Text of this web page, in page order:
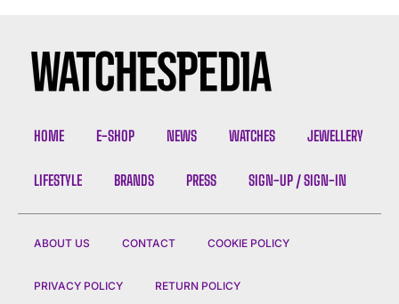
HOME E-SHOP NEWS WATCHES JEWELLERY
LIFESTYLE BRANDS PRESS SIGN-UP / SIGN-IN
ABOUT US CONTACT COOKIE POLICY
PRIVACY POLICY RETURN POLICY